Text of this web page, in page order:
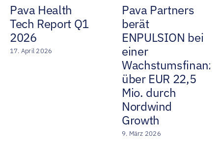
Pava Health
Tech Report Q1
2026
17. April 2026
Pava Partners
berät
ENPULSION bei
einer
über EUR 22,5
Mio. durch
Nordwind
Growth
9. März 2026